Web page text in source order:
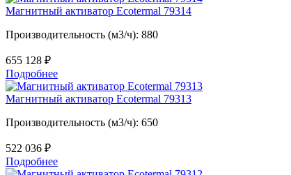
Магнитный активатор Ecotermal 79314
Производительность (м3/ч): 880
655 128 ₽
Подробнее
Магнитный активатор Ecotermal 79313
Производительность (м3/ч): 650
522 036 ₽
Подробнее